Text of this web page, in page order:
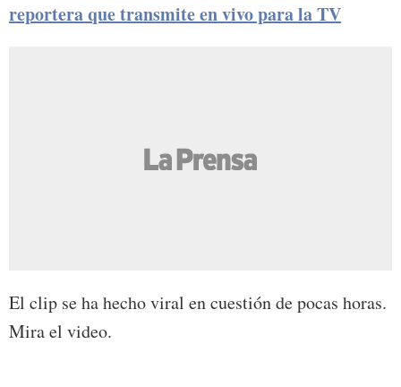
reportera que transmite en vivo para la TV
El clip se ha hecho viral en cuestión de pocas horas.
Mira el video.